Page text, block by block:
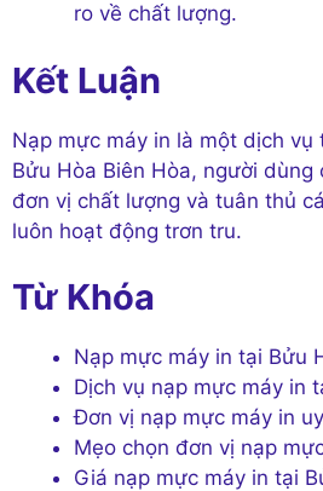
ro về chất lượng.
Kết Luận
Nạp mực máy in là một dịch
Bửu Hòa Biên Hòa, người
đơn vị chất lượng và tuân thủ
luôn hoạt động trơn tru.
Từ Khóa
Nạp mực máy in tại Bửu
Dịch vụ nạp mực máy in
Đơn vị nạp mực máy in
Mẹo chọn đơn vị nạp
Giá nạp mực máy in tại